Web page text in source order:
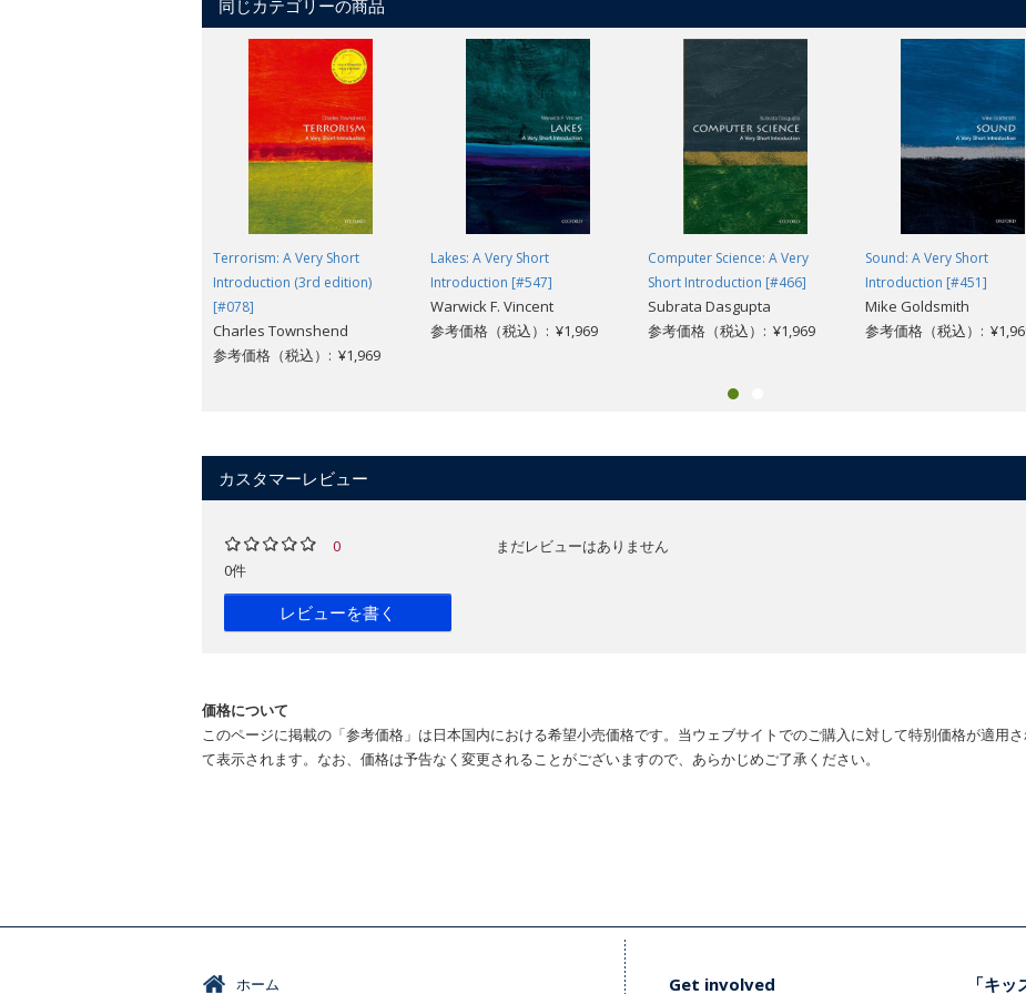
同じカテゴリーの商品
Terrorism: A Very Short
Introduction (3rd edition)
[#078]
Charles Townshend
参考価格（税込）: ¥1,969
Lakes: A Very Short
Introduction [#547]
Warwick F. Vincent
参考価格（税込）: ¥1,969
Computer Science: A Very
Short Introduction [#466]
Subrata Dasgupta
参考価格（税込）: ¥1,969
Sound: A Very Short
Introduction [#451]
Mike Goldsmith
参考価格（税込）:
カスタマーレビュー
0
0件
レビューを書く
まだレビューはありません
価格について
このページに掲載の「参考価格」は日本国内における希望小売価格です。当ウェブサイトでのご購入に対して特別価格が適用
て表示されます。なお、価格は予告なく変更されることがございますので、あらかじめご了承ください。
ホーム Get involved 「キ